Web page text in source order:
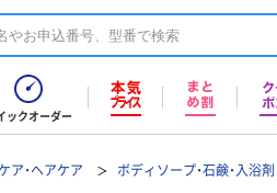
ックオーダー
ア・ヘアケア ボディソープ・石鹸・入浴剤